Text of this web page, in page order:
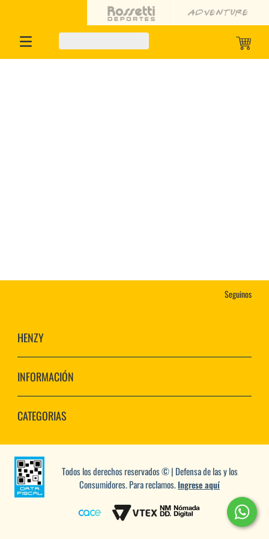
Seguinos
HENZY
INFORMACIÓN
CATEGORIAS
Todos los derechos reservados © | Defensa de las y los
Consumidores. Para reclamos.Ingrese aquí